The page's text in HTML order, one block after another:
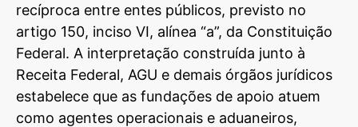
recíproca entre entes públicos, previsto no
artigo 150, inciso VI, alínea “a”, da Constituição
Federal. A interpretação construída junto à
Receita Federal, AGU e demais órgãos jurídicos
estabelece que as fundações de apoio atuem
como agentes operacionais e aduaneiros,